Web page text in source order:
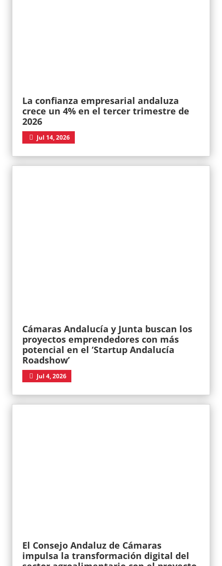
La confianza empresarial andaluza
crece un 4% en el tercer trimestre de
2026
Jul 14, 2026
Cámaras Andalucía y Junta buscan los
proyectos emprendedores con más
potencial en el ‘Startup Andalucía
Roadshow’
Jul 4, 2026
El Consejo Andaluz de Cámaras
impulsa la transformación digital del